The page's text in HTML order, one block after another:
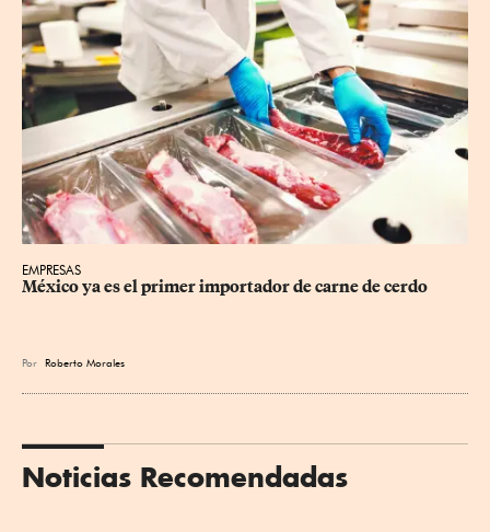
EMPRESAS
México ya es el primer importador de carne de cerdo
Por Roberto Morales
Noticias Recomendadas